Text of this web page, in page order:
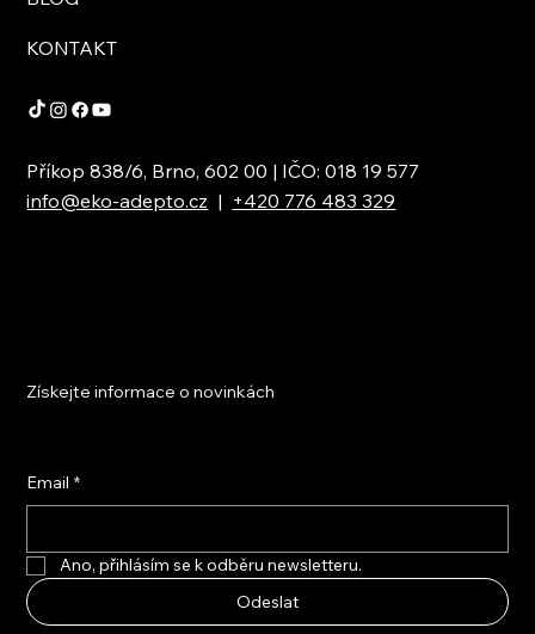
KONTAKT
Příkop 838/6, Brno, 602 00 | IČO: 018 19 577
info@eko-adepto.cz | +420 776 483 329
Získejte informace o novinkách
Email *
Ano, přihlásím se k odběru newsletteru.
Odeslat